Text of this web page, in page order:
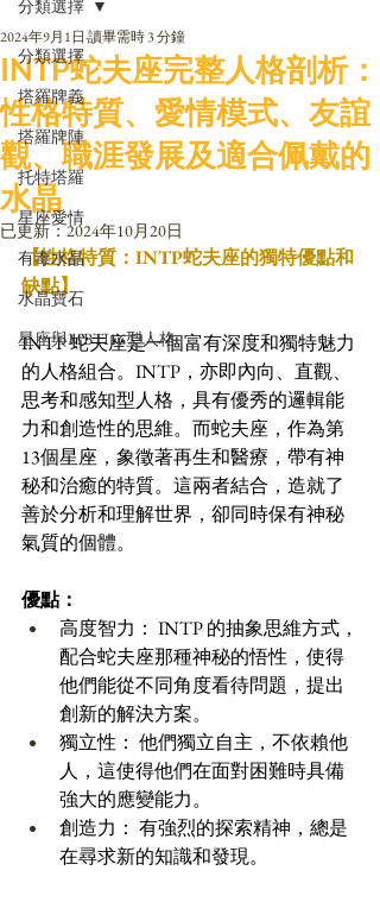
分類選擇
塔羅牌義
塔羅牌陣
托特塔羅
星座愛情
有毒水晶
水晶寶石
星座與MBTI16型人格
分類選擇
INTP蛇夫座完整人格剖析：
性格特質、愛情模式、友誼
觀、職涯發展及適合佩戴的
水晶
2024年9月1日 讀畢需時 3 分鐘
已更新：2024年10月20日
【性格特質：INTP蛇夫座的獨特優點和
缺點】
INTP 蛇夫座是一個富有深度和獨特魅力
的人格組合。INTP，亦即內向、直觀、
思考和感知型人格，具有優秀的邏輯能
力和創造性的思維。而蛇夫座，作為第
13個星座，象徵著再生和醫療，帶有神
秘和治癒的特質。這兩者結合，造就了
善於分析和理解世界，卻同時保有神秘
氣質的個體。
優點：
高度智力： INTP 的抽象思維方式，
配合蛇夫座那種神秘的悟性，使得
他們能從不同角度看待問題，提出
創新的解決方案。
獨立性： 他們獨立自主，不依賴他
人，這使得他們在面對困難時具備
強大的應變能力。
創造力： 有強烈的探索精神，總是
在尋求新的知識和發現。